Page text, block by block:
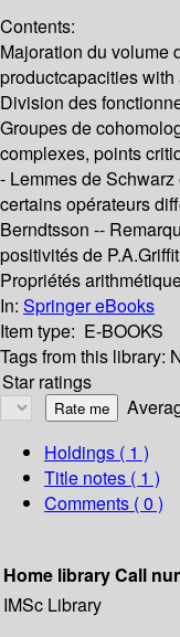
Contents:
Majoration du volume
productcapacities
Division des
Groupes de
complexes, points
- Lemmes de
certains opérateurs
Berndtsson --
positivités de
Propriétés
In: Springer eBooks
Item type: E-BOOKS
Tags from this library:
Star ratings
Holdings ( 1 )
Title notes ( 1 )
Comments ( 0 )
Home libraryCall
IMSc Library